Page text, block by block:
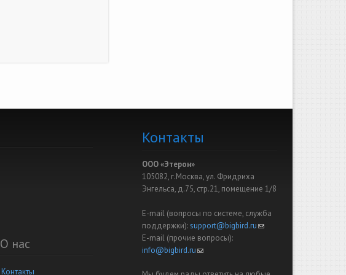
О нас
Контакты
Контакты
ООО «Этерон»
105082, г.Москва, ул. Фридриха
Энгельса, д.75, стр.21, помещение 1/8
E-mail (вопросы по системе, служба
поддержки):support@bigbird.ru(link sends e-mail)
E-mail (прочие вопросы):
info@bigbird.ru(link sends e-mail)